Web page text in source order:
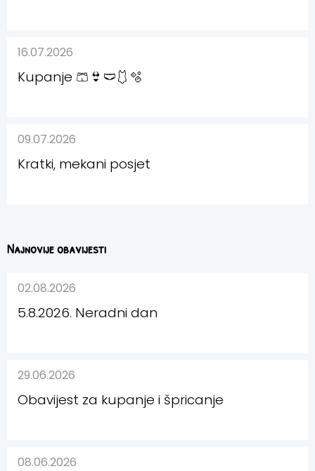
16.07.2026
Kupanje 🩳👙🩲🩱🫧
09.07.2026
Kratki, mekani posjet
Najnovije obavijesti
02.08.2026
5.8.2026. Neradni dan
29.06.2026
Obavijest za kupanje i špricanje
08.06.2026